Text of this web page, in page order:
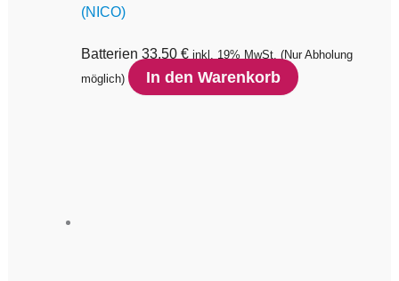
(NICO)
Batterien 33,50 € inkl. 19% MwSt. (Nur Abholung
möglich)
In den Warenkorb